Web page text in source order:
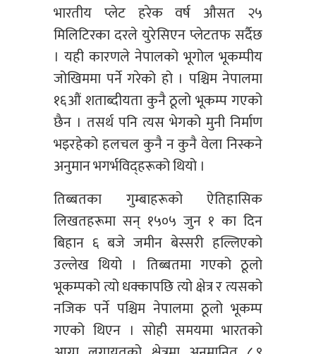
भारतीय प्लेट हरेक वर्ष औसत २५
मिलिटिरका दरले युरेसिएन प्लेटतफ सर्दैछ
। यही कारणले नेपालको भूगोल भूकम्पीय
जोखिममा पर्ने गरेको हो । पश्चिम नेपालमा
१६औं शताब्दीयता कुनै ठूलो भूकम्प गएको
छैन । तसर्थ पनि त्यस भेगको मुनी निर्माण
भइरहेको हलचल कुनै न कुनै वेला निस्कने
अनुमान भगर्भविद्हरूको थियो ।
तिब्बतका गुम्बाहरूको ऐतिहासिक
लिखतहरूमा सन् १५०५ जुन १ का दिन
बिहान ६ बजे जमीन बेस्सरी हल्लिएको
उल्लेख थियो । तिब्बतमा गएको ठूलो
भूकम्पको त्यो धक्कापछि त्यो क्षेत्र र त्यसको
नजिक पर्ने पश्चिम नेपालमा ठूलो भूकम्प
गएको थिएन । सोही समयमा भारतको